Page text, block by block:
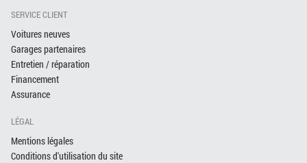
SERVICE CLIENT
Voitures neuves
Garages partenaires
Entretien / réparation
Financement
Assurance
LÉGAL
Mentions légales
Conditions d'utilisation du site